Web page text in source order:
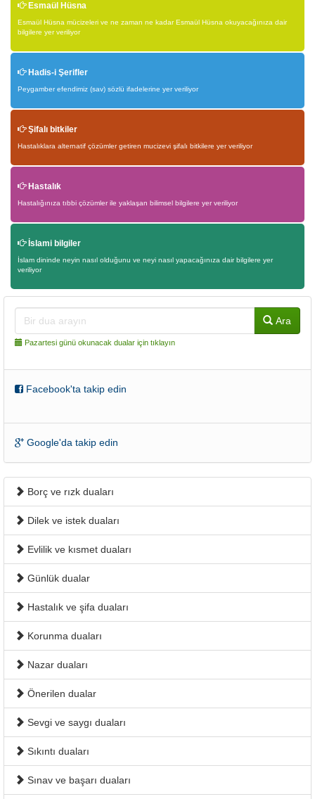
Esmaül Hüsna
Esmaül Hüsna mücizeleri ve ne zaman ne kadar Esmaül Hüsna okuyacağınıza dair
bilgilere yer veriliyor
Hadis-i Şerifler
Peygamber efendimiz (sav) sözlü ifadelerine yer veriliyor
Şifalı bitkiler
Hastalıklara alternatif çözümler getiren mucizevi şifalı bitkilere yer veriliyor
Hastalık
Hastalığınıza tıbbi çözümler ile yaklaşan bilimsel bilgilere yer veriliyor
İslami bilgiler
İslam dininde neyin nasıl olduğunu ve neyi nasıl yapacağınıza dair bilgilere yer
veriliyor
Ara
Pazartesi günü okunacak dualar için tıklayın
Facebook'ta takip edin
Google'da takip edin
Borç ve rızk duaları
Dilek ve istek duaları
Evlilik ve kısmet duaları
Günlük dualar
Hastalık ve şifa duaları
Korunma duaları
Nazar duaları
Önerilen dualar
Sevgi ve saygı duaları
Sıkıntı duaları
Sınav ve başarı duaları